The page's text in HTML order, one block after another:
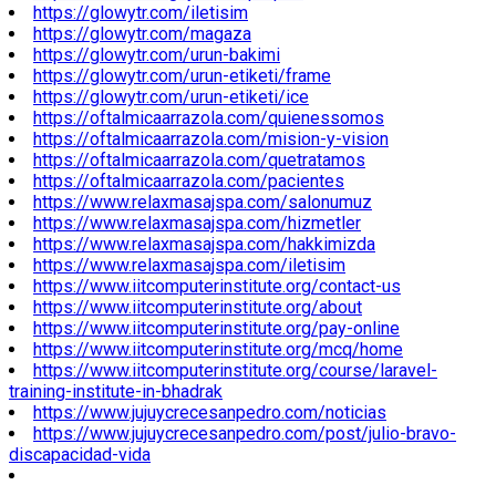
https://glowytr.com/iletisim
https://glowytr.com/magaza
https://glowytr.com/urun-bakimi
https://glowytr.com/urun-etiketi/frame
https://glowytr.com/urun-etiketi/ice
https://oftalmicaarrazola.com/quienessomos
https://oftalmicaarrazola.com/mision-y-vision
https://oftalmicaarrazola.com/quetratamos
https://oftalmicaarrazola.com/pacientes
https://www.relaxmasajspa.com/salonumuz
https://www.relaxmasajspa.com/hizmetler
https://www.relaxmasajspa.com/hakkimizda
https://www.relaxmasajspa.com/iletisim
https://www.iitcomputerinstitute.org/contact-us
https://www.iitcomputerinstitute.org/about
https://www.iitcomputerinstitute.org/pay-online
https://www.iitcomputerinstitute.org/mcq/home
https://www.iitcomputerinstitute.org/course/laravel-
training-institute-in-bhadrak
https://www.jujuycrecesanpedro.com/noticias
https://www.jujuycrecesanpedro.com/post/julio-bravo-
discapacidad-vida